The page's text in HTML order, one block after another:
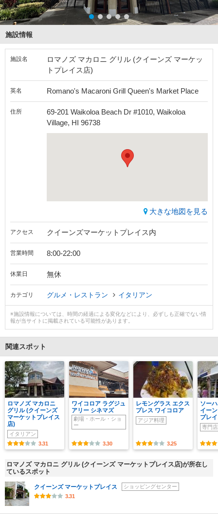
施設情報
施設名
ロマノズ マカロニ グリル (クイーンズ マーケッ
トプレイス店)
英名 Romano's Macaroni Grill Queen's Market Place
住所
69-201 Waikoloa Beach Dr #1010, Waikoloa
Village, HI 96738
大きな地図を見る
アクセス クイーンズマーケットプレイス内
営業時間 8:00-22:00
休業日 無休
カテゴリ グルメ・レストラン イタリアン
※施設情報については、時間の経過による変化などにより、必ずしも正確でない情
報が当サイトに掲載されている可能性があります。
関連スポット
ロマノズ マカロニ
グリル (クイーンズ
マーケットプレイス
店)
イタリアン
3.31
ワイコロア ラグジュ
アリー シネマズ
劇場・ホール・ショ
ー
3.30
レモングラス エクス
プレス ワイコロア
アジア料理
3.25
ソー
イー
プレ
専門店
ロマノズ マカロニ グリル (クイーンズ マーケットプレイス店)が所在し
ているスポット
クイーンズ マーケットプレイス
ショッピングセンター
3.31